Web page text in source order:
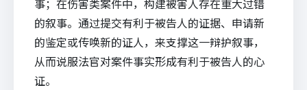
事；在伤害类案件中，构建被害人存在重大过错
的叙事。通过提交有利于被告人的证据、申请新
的鉴定或传唤新的证人，来支撑这一辩护叙事，
从而说服法官对案件事实形成有利于被告人的心
证。